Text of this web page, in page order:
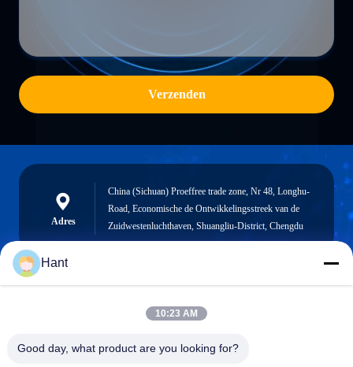
Verzenden
Adres
China (Sichuan) Proeffree trade zone, Nr 48, Longhu-
Road, Economische de Ontwikkelingsstreek van de
Zuidwestenluchthaven, Shuangliu-District, Chengdu
Sales03@chinafibercable.com
Hant
10:23 AM
Good day, what product are you looking for?